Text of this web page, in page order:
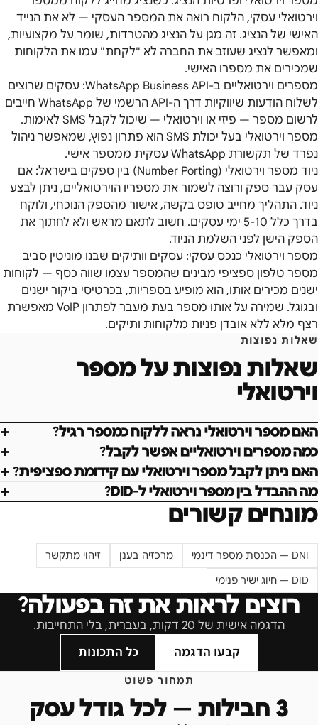
וירטואלי עסקי, הלקוח רואה את המספר העסקי — לא את הנייד
האישי של הנציג. זה מגן על הנציג מהטרדות, שומר על מקצועיות,
ומאפשר לנציג שעוזב את החברה לא "לקחת" עמו את הלקוחות
שמכירים את מספרו האישי.
מספרים וירטואליים ב-WhatsApp Business API: עסקים שרוצים
לשלוח הודעות שיווקיות דרך ה-API הרשמי של WhatsApp חייבים
לרשום מספר — פיזי או וירטואלי — שיכול לקבל SMS לאימות.
מספר וירטואלי בעל יכולת SMS הוא פתרון נפוץ, שמאפשר ניהול
נפרד של תקשורת WhatsApp עסקית ממספר אישי.
ניוד מספר וירטואלי (Number Porting) בין ספקים בישראל: אם
עסק עבר ספק ורוצה לשמור את מספריו הוירטואליים, ניתן לבצע
ניוד. התהליך מחייב טופס בקשה, אישור מהספק הנוכחי, ולוקח
בדרך כלל 5-10 ימי עסקים. חשוב לתאם מראש ולא לחתוך את
הספק הישן לפני השלמת הניוד.
מספר וירטואלי כנכס עסקי: עסקים וותיקים שבנו מוניטין סביב
מספר טלפון ספציפי מבינים שהמספר עצמו שווה כסף — לקוחות
ישנים מכירים אותו, הוא מופיע בספריות, בכרטיסי ביקור ישנים
ובגוגל. שמירה על אותו מספר בעת מעבר לפתרון VoIP מאפשרת
רצף מלא ללא אובדן פניות מלקוחות ותיקים.
שאלות נפוצות
שאלות נפוצות עלמספר
וירטואלי
האם מספר וירטואלי נראה ללקוח כמספר רגיל?
כמה מספרים וירטואליים אפשר לקבל?
האם ניתן לקבל מספר וירטואלי עם קידומת ספציפית?
מה ההבדל בין מספר וירטואלי ל-DID?
מונחים קשורים
DNI — הכנסת מספר דינמי מרכזיה בענן
זיהוי מתקשר
DID — חיוג ישיר פנימי
רוצים לראות את זה בפעולה?
הדגמה אישית של 20 דקות, בעברית, בלי התחייבות.
קבעו הדגמה
כל התכונות
תמחור פשוט
3 חבילות — לכל גודל עסק